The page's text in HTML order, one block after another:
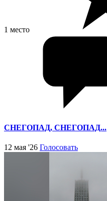
1 место
СНЕГОПАД, СНЕГОПАД...
12 мая '26 Голосовать